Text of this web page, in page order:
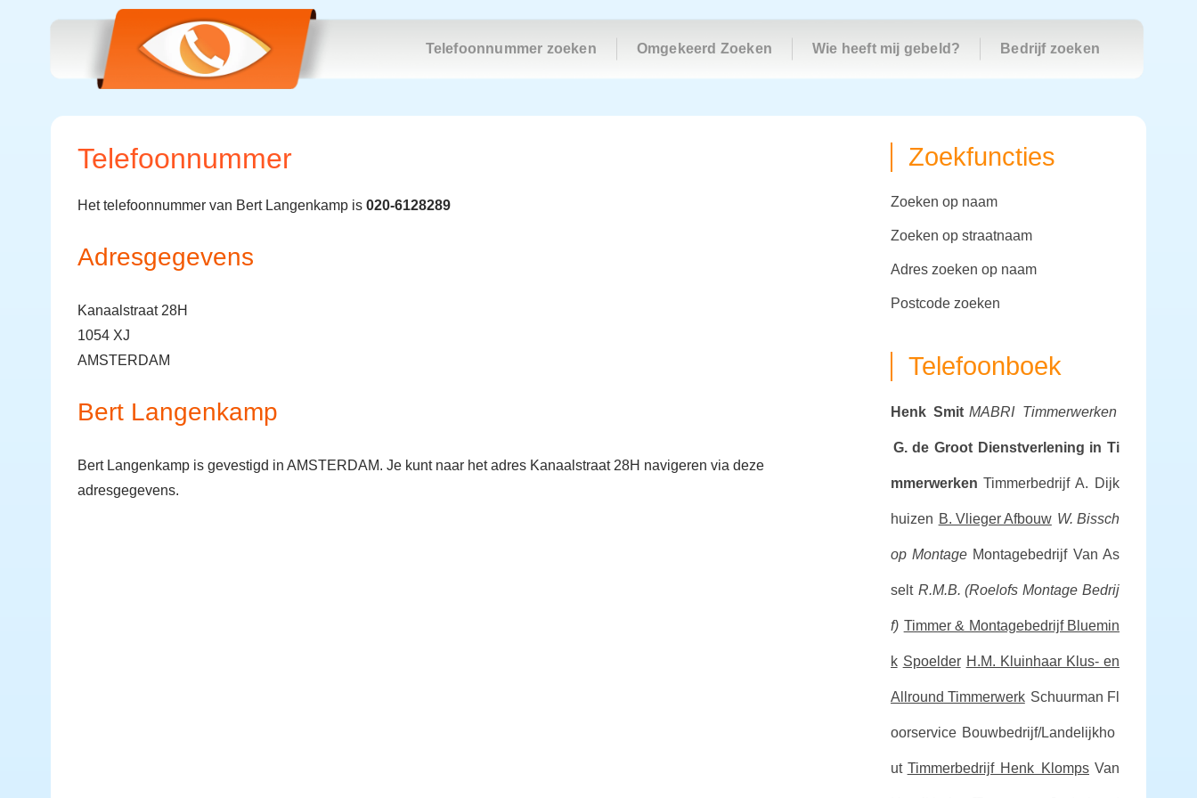
Telefoonnummer zoeken Omgekeerd Zoeken Wie heeft mij gebeld? Bedrijf zoeken
Telefoonnummer
Het telefoonnummer van Bert Langenkamp is 020-6128289
Adresgegevens
Kanaalstraat 28H
1054 XJ
AMSTERDAM
Bert Langenkamp
Bert Langenkamp is gevestigd in AMSTERDAM. Je kunt naar het adres Kanaalstraat 28H navigeren via deze
adresgegevens.
Zoekfuncties
zoeken op naam
zoeken op straatnaam
adres zoeken op naam
postcode zoeken
Telefoonboek
Henk Smit MABRI Timmerwerken
G. de Groot Dienstverlening in Ti
mmerwerken Timmerbedrijf A. Dijk
huizen B. Vlieger Afbouw W. Bissch
op Montage Montagebedrijf Van As
selt R.M.B. (Roelofs Montage Bedrij
f) Timmer & Montagebedrijf Bluemin
k Spoelder H.M. Kluinhaar Klus- en
Allround Timmerwerk Schuurman Fl
oorservice Bouwbedrijf/Landelijkho
ut Timmerbedrijf Henk Klomps Van